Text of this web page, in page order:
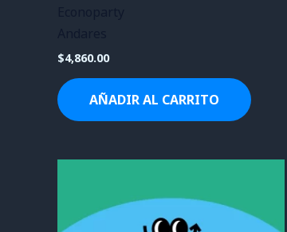
$4,860.00
AÑADIR AL CARRITO